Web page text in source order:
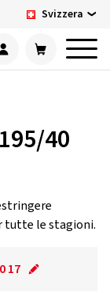
Svizzera
40
tutte le stagioni.
17